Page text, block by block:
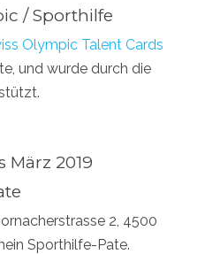
/ Sporthilfe
Olympic Talent Cards
und wurde durch die
März 2019
2, 4500
Sporthilfe-Pate.